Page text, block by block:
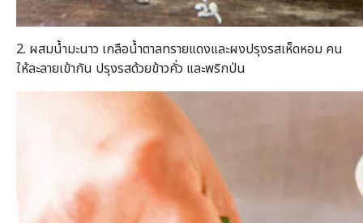
2. ผสมน้ำมะนาว เกลือน้ำตาลทรายแดงและผงปรุงรสเห็ดหอม คน
ให้ละลายเข้ากัน ปรุงรสด้วยข้าวคั่ว และพริกป่น